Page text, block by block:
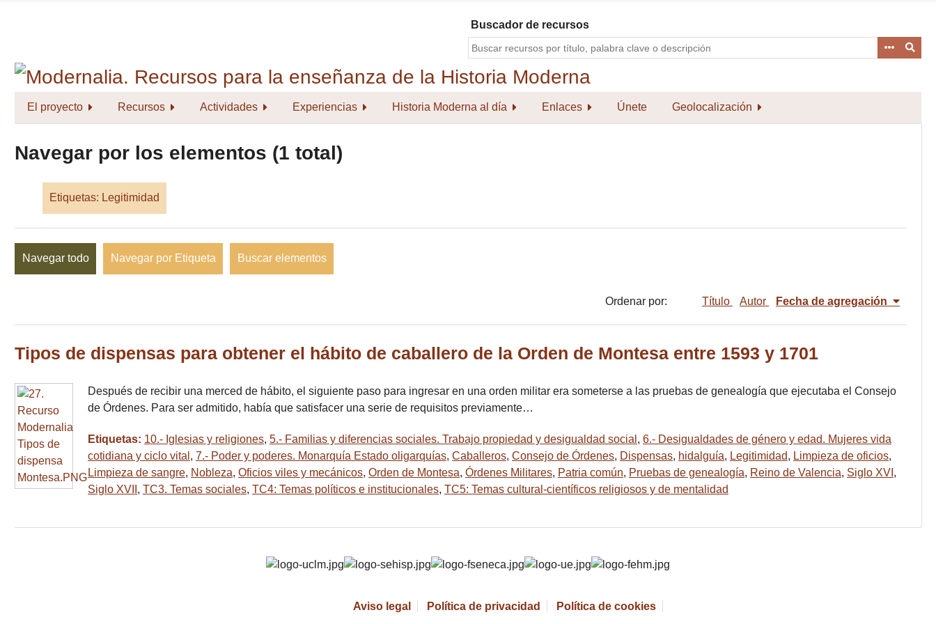
Buscador de recursos
El proyecto Recursos Actividades Experiencias Historia Moderna al día Enlaces Únete Geolocalización
Navegar por los elementos (1 total)
Etiquetas: Legitimidad
Navegar todo Navegar por Etiqueta Buscar elementos
Ordenar por: Título Autor Fecha de agregación
Tipos de dispensas para obtener el hábito de caballero de la Orden de Montesa entre 1593 y 1701
Después de recibir una merced de hábito, el siguiente paso para ingresar en una orden militar era someterse a las pruebas de genealogía que ejecutaba el Consejo
de Órdenes. Para ser admitido, había que satisfacer una serie de requisitos previamente…
Etiquetas: 10.- Iglesias y religiones, 5.- Familias y diferencias sociales. Trabajo propiedad y desigualdad social , 6.- Desigualdades de género y edad. Mujeres vida
cotidiana y ciclo vital , 7.- Poder y poderes. Monarquía Estado oligarquías, Caballeros, Consejo de Órdenes, Dispensas, hidalguía, Legitimidad, Limpieza de oficios,
Limpieza de sangre, Nobleza, Oficios viles y mecánicos, Orden de Montesa, Órdenes Militares, Patria común, Pruebas de genealogía, Reino de Valencia, Siglo XVI ,
Siglo XVII , TC3. Temas sociales, TC4: Temas políticos e institucionales, TC5: Temas cultural-científicos religiosos y de mentalidad
Aviso legal Política de privacidad Política de cookies